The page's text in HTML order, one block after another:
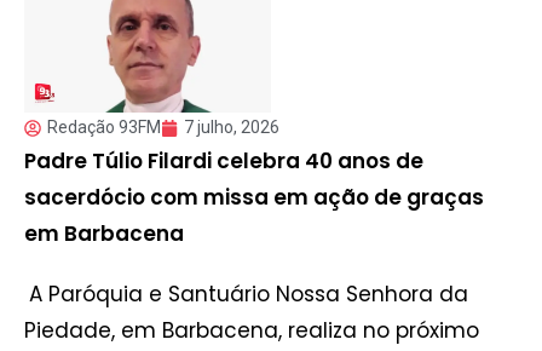
Redação 93FM 7 julho, 2026
Padre Túlio Filardi celebra 40 anos de
sacerdócio com missa em ação de graças
em Barbacena
A Paróquia e Santuário Nossa Senhora da
Piedade, em Barbacena, realiza no próximo